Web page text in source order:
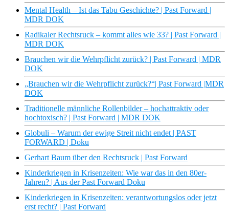
Mental Health – Ist das Tabu Geschichte? | Past Forward |
MDR DOK
Radikaler Rechtsruck – kommt alles wie 33? | Past Forward |
MDR DOK
Brauchen wir die Wehrpflicht zurück? | Past Forward | MDR
DOK
„Brauchen wir die Wehrpflicht zurück?“| Past Forward |MDR
DOK
Traditionelle männliche Rollenbilder – hochattraktiv oder
hochtoxisch? | Past Forward | MDR DOK
Globuli – Warum der ewige Streit nicht endet | PAST
FORWARD | Doku
Gerhart Baum über den Rechtsruck | Past Forward
Kinderkriegen in Krisenzeiten: Wie war das in den 80er-
Jahren? | Aus der Past Forward Doku
Kinderkriegen in Krisenzeiten: verantwortungslos oder jetzt
erst recht? | Past Forward